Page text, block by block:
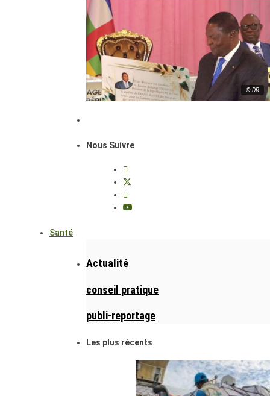
© DR
Nous Suivre
Santé
Actualité
conseil pratique
publi-reportage
Les plus récents